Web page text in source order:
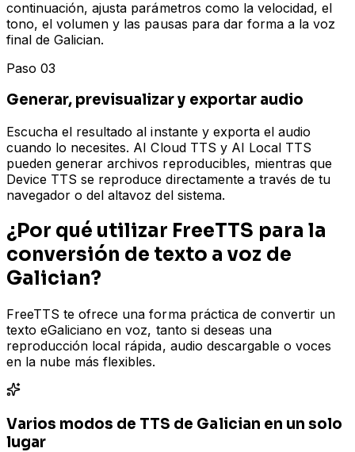
continuación, ajusta parámetros como la velocidad, el
tono, el volumen y las pausas para dar forma a la voz
final de Galician.
Paso 03
Generar, previsualizar y exportar audio
Escucha el resultado al instante y exporta el audio
cuando lo necesites. AI Cloud TTS y AI Local TTS
pueden generar archivos reproducibles, mientras que
Device TTS se reproduce directamente a través de tu
navegador o del altavoz del sistema.
¿Por qué utilizar FreeTTS para la
conversión de texto a voz de
Galician?
FreeTTS te ofrece una forma práctica de convertir un
texto eGaliciano en voz, tanto si deseas una
reproducción local rápida, audio descargable o voces
en la nube más flexibles.
Varios modos de TTS de Galician en un solo
lugar